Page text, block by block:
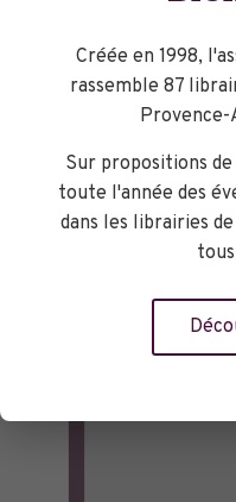
2
+
Créée en 1998,
rassemble 87
Provence-
Sur propositions
toute l'année des
dans les librairies